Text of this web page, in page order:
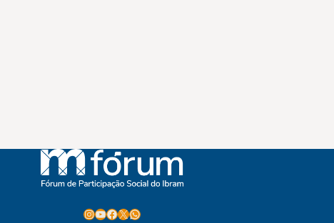
Instagram
Youtube
Facebook
X WhatsApp